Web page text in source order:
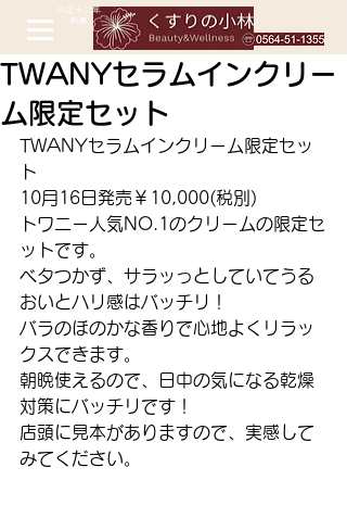
TWANYセラムインクリー
ム限定セット
TWANYセラムインクリーム限定セッ
ト
10月16日発売￥10,000(税別)
トワニー人気NO.1のクリームの限定セ
ットです。
ベタつかず、サラッっとしていてうる
おいとハリ感はバッチリ！
バラのほのかな香りで心地よくリラッ
クスできます。
朝晩使えるので、日中の気になる乾燥
対策にバッチリです！
店頭に見本がありますので、実感して
みてください。